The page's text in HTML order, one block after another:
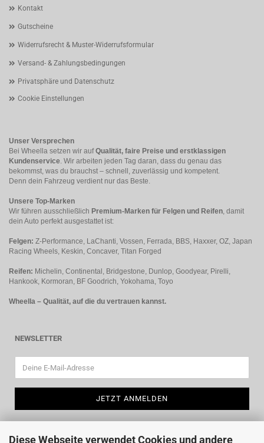
Diese Webseite verwendet Cookies und andere
Kontakt
Gutscheine
Widerrufsrecht & Muster-Widerrufsformular
Versand- & Zahlungsbedingungen
Privatsphäre und Datenschutz
Cookie Einstellungen
Unser Versprechen
Bei Wheella setzen wir aufQualität, faire Preise und erstklassigen
Kundenservice. Wir arbeiten jeden Tag daran, dass du genau das
bekommst, was du brauchst – schnell, zuverlässig und kompetent.
Denn dein Fahrzeug verdient nur das Beste.
Unsere Top-Marken
Wir führen ausschließlich Premium-Marken für Felgen und Reifen, damit
dein Auto perfekt ausgestattet ist:
Felgen: Z-Performance, LaChanti, Vossen, Ferrada, BBS, Haxxer, OZ, Japan
Racing Wheels, Keskin, Concaver, Titan Forged
Reifen: Michelin, Continental, Bridgestone, Dunlop, Goodyear, Pirelli,
Hankook, Kormoran, BF Goodrich, Yokohama, Toyo
Wheella – Qualität, auf die du vertrauen kannst.
NEWSLETTER